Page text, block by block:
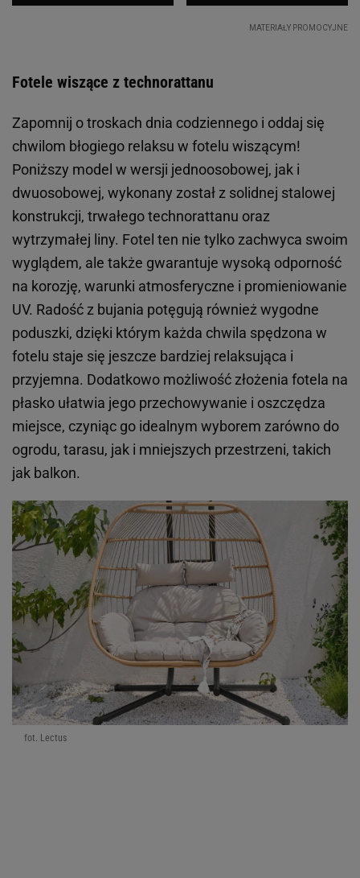
Fotele wiszące z technorattanu
Zapomnij o troskach dnia codziennego i oddaj się
chwilom błogiego relaksu w fotelu wiszącym!
Poniższy model w wersji jednoosobowej, jak i
dwuosobowej, wykonany został z solidnej stalowej
konstrukcji, trwałego technorattanu oraz
wytrzymałej liny. Fotel ten nie tylko zachwyca swoim
wyglądem, ale także gwarantuje wysoką odporność
na korozję, warunki atmosferyczne i promieniowanie
UV. Radość z bujania potęgują również wygodne
poduszki, dzięki którym każda chwila spędzona w
fotelu staje się jeszcze bardziej relaksująca i
przyjemna. Dodatkowo możliwość złożenia fotela na
płasko ułatwia jego przechowywanie i oszczędza
miejsce, czyniąc go idealnym wyborem zarówno do
ogrodu, tarasu, jak i mniejszych przestrzeni, takich
jak balkon.
fot. Lectus